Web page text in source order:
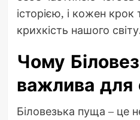
історією, і кожен крок
крихкість нашого
Чому
важлива для
Біловезька пуща – це